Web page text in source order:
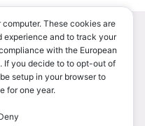
鳥ヶ森2-10
These cookies are
experience and to track your
with the European
If you decide to to opt-out of
setup in your browser to
for one year.